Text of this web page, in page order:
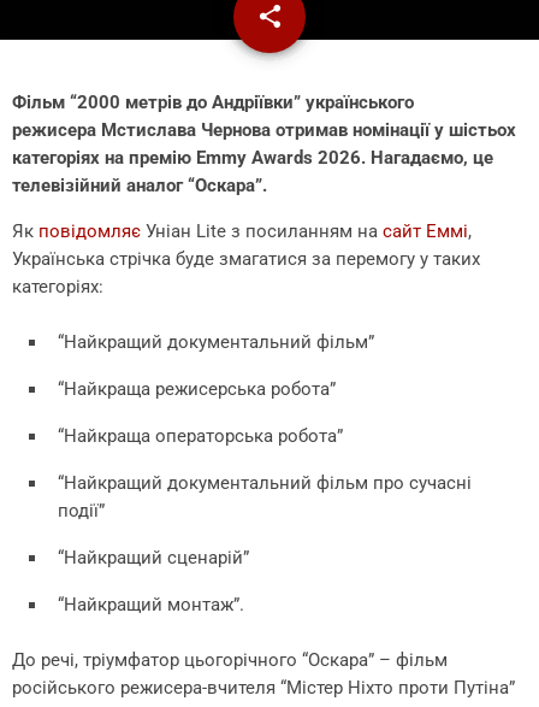
share
email
Фільм “2000 метрів до Андріївки” українського
режисера Мстислава Чернова отримав номінації у шістьох
категоріях на премію Emmy Awards 2026. Нагадаємо, це
телевізійний аналог “Оскара”.
Як повідомляє Уніан Lite з посиланням на сайт Еммі,
Українська стрічка буде змагатися за перемогу у таких
категоріях:
“Найкращий документальний фільм”
“Найкраща режисерська робота”
“Найкраща операторська робота”
“Найкращий документальний фільм про сучасні
події”
“Найкращий сценарій”
“Найкращий монтаж”.
До речі, тріумфатор цьогорічного “Оскара” – фільм
російського режисера-вчителя “Містер Ніхто проти Путіна”